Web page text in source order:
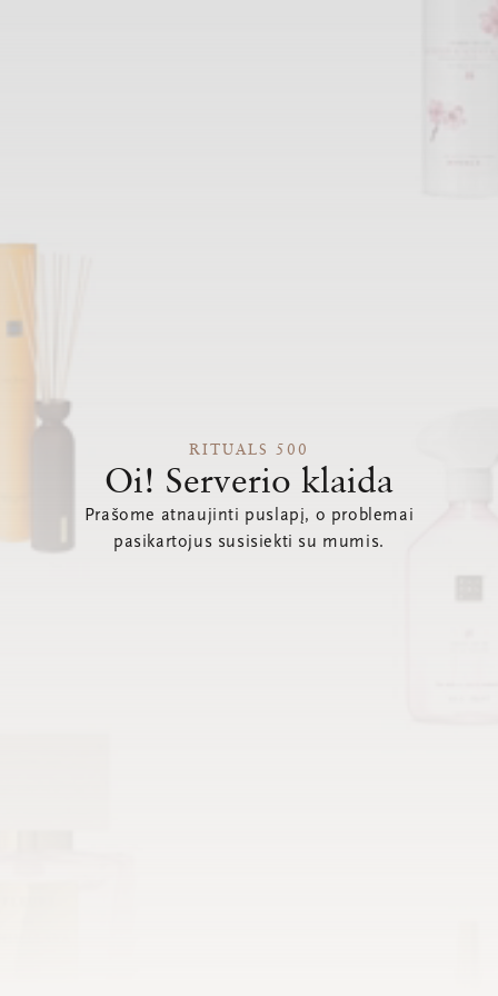
RITUALS 500
Oi! Serverio klaida
Prašome atnaujinti puslapį, o problemai
pasikartojus susisiekti su mumis.